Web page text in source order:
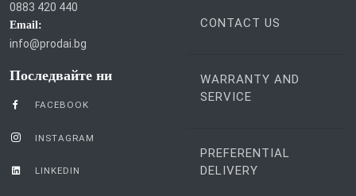
0883 420 440
Email:
info@prodai.bg
Последвайте ни
FACEBOOK
INSTAGRAM
LINKEDIN
CONTACT US
WARRANTY AND
SERVICE
PREFERENTIAL
DELIVERY